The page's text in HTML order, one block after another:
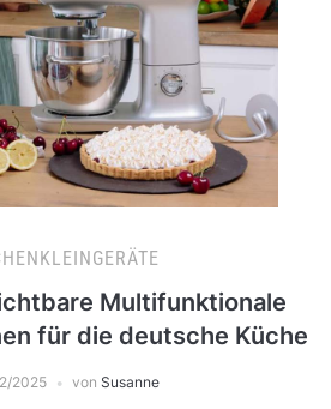
Multifunktionale
für die deutsche Küche
2025 von Susanne